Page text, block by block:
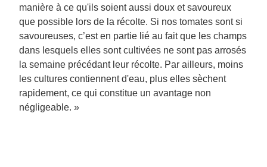
manière à ce qu'ils soient aussi doux et savoureux
que possible lors de la récolte. Si nos tomates sont si
savoureuses, c’est en partie lié au fait que les champs
dans lesquels elles sont cultivées ne sont pas arrosés
la semaine précédant leur récolte. Par ailleurs, moins
les cultures contiennent d'eau, plus elles sèchent
rapidement, ce qui constitue un avantage non
négligeable. »